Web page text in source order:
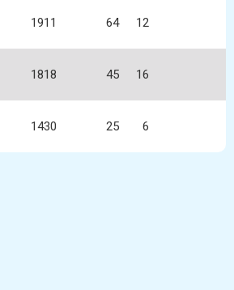
1911 64 12
1818 45 16
1430 25 6